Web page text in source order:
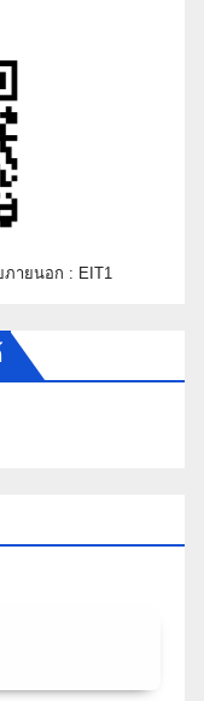
ภายนอก : EIT1